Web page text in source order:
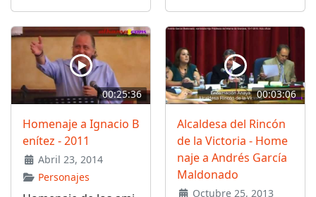
00:25:36
Homenaje a Ignacio B
enítez - 2011
Abril 23, 2014
Personajes
00:03:06
Alcaldesa del Rincón
de la Victoria - Home
naje a Andrés García
Maldonado
Octubre 25, 2013